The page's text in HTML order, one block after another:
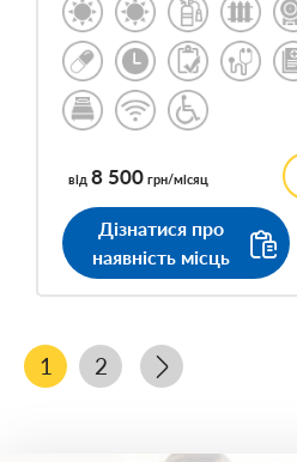
від 8 500 грн/місяц
Дізнатися про
наявність місць
1 2